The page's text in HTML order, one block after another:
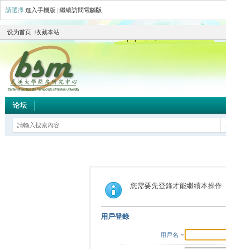
請選擇 進入手機版 繼續訪問電腦版
设为首页 收藏本站
论坛
您需要先登錄才能繼續本操作
用戶登錄
用戶名